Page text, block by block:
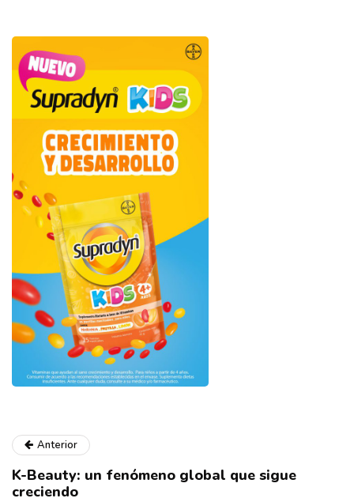
Anterior
K-Beauty: un fenómeno global que sigue
creciendo